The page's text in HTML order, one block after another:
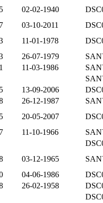
02-02-1940
03-10-2011
11-01-1978
26-07-1979
11-03-1986
13-09-2006
26-12-1987
20-05-2007
11-10-1966
03-12-1965
04-06-1986
26-02-1958